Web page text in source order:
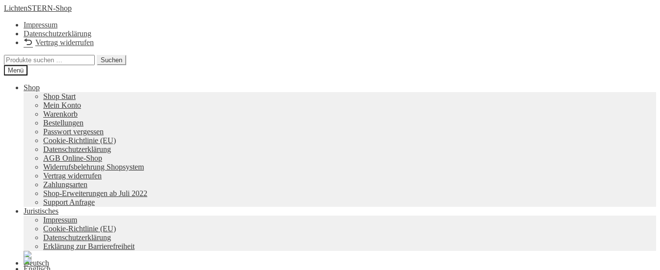
Zur
springen
Zum
springen
LichtenSTERN-Shop
Impressum
Datenschutzerklärung
Vertrag widerrufen
Suchen
nach:
Suchen
Menü
Shop
Shop Start
Mein Konto
Warenkorb
Bestellungen
Passwort vergessen
Cookie-Richtlinie (EU)
Datenschutzerklärung
AGB Online-Shop
Widerrufsbelehrung Shopsystem
Vertrag widerrufen
Zahlungsarten
Shop-Erweiterungen ab Juli 2022
Support Anfrage
Juristisches
Impressum
Cookie-Richtlinie (EU)
Datenschutzerklärung
Erklärung zur Barrierefreiheit